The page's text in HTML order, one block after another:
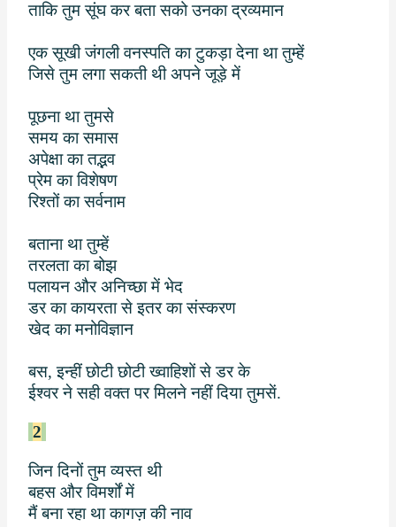
ताकि तुम सूंघ कर बता सको उनका द्रव्यमान
एक सूखी जंगली वनस्पति का टुकड़ा देना था तुम्हें
जिसे तुम लगा सकती थी अपने जूड़े में
पूछना था तुमसे
समय का समास
अपेक्षा का तद्भव
प्रेम का विशेषण
रिश्तों का सर्वनाम
बताना था तुम्हें
तरलता का बोझ
पलायन और अनिच्छा में भेद
डर का कायरता से इतर का संस्करण
खेद का मनोविज्ञान
बस,इन्हीं छोटी छोटी ख्वाहिशों से डर के
ईश्वर ने सही वक्त पर मिलने नहीं दिया तुमसें.
2
जिन दिनों तुम व्यस्त थी
बहस और विमर्शों में
मैं बना रहा था कागज़ की नाव